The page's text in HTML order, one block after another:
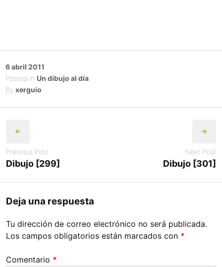
Posted
on
6 abril 2011
Posted in Un dibujo al día
By xerguio
navigation
Previous Post
Dibujo [299]
Next Post
Dibujo [301]
Deja una respuesta
Tu dirección de correo electrónico no será publicada.
Los campos obligatorios están marcados con *
Comentario *